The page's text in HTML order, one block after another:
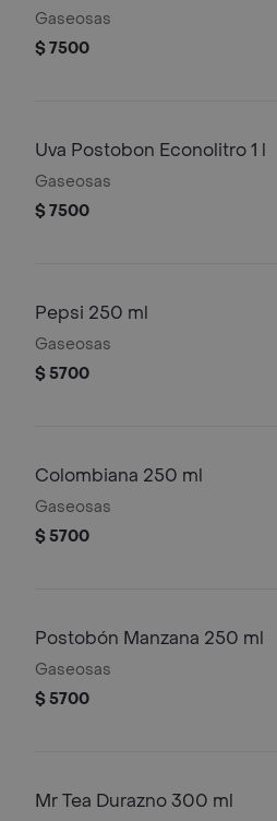
Gaseosas
$ 7500
Uva Postobon Econolitro 1 l
Gaseosas
$ 7500
Pepsi 250 ml
Gaseosas
$ 5700
Colombiana 250 ml
Gaseosas
$ 5700
Postobón Manzana 250 ml
Gaseosas
$ 5700
Mr Tea Durazno 300 ml